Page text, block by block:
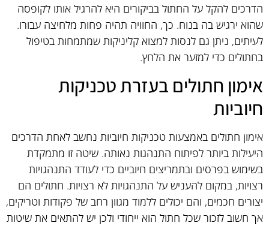
הדרכים להקל על החתול בביקורים היא להרגיל אותו לקופסה
שהוא ירגיש בה בנוח. כך, החוויה תהיה פחות מלחיצה עבורו.
לעיתים, ניתן גם לנסות למצוא קליניקות שמתמחות בטיפול
בחתולים כדי למזער את הלחץ.
אימון חתולים בעזרת טכניקות
חיוביות
אימון חתולים באמצעות טכניקות חיוביות נחשב לאחת הדרכים
היעילות ביותר לפיתוח התנהגות נאותה. שיטה זו מתמקדת
בשימוש בפרסים ובתמריצים חיוביים כדי לעודד התנהגויות
רצויות, במקום להעניש על התנהגויות לא רצויות. חתולים הם
יצורים חכמים, והם יכולים ללמוד מגוון רחב של פקודות וטריקים,
אך חשוב לזכור שכל חתול הוא ייחודי ולכן יש להתאים את שיטות